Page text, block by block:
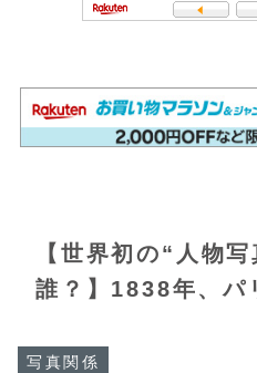
【世界初の“人物
誰？】1838年、パ
写真関係